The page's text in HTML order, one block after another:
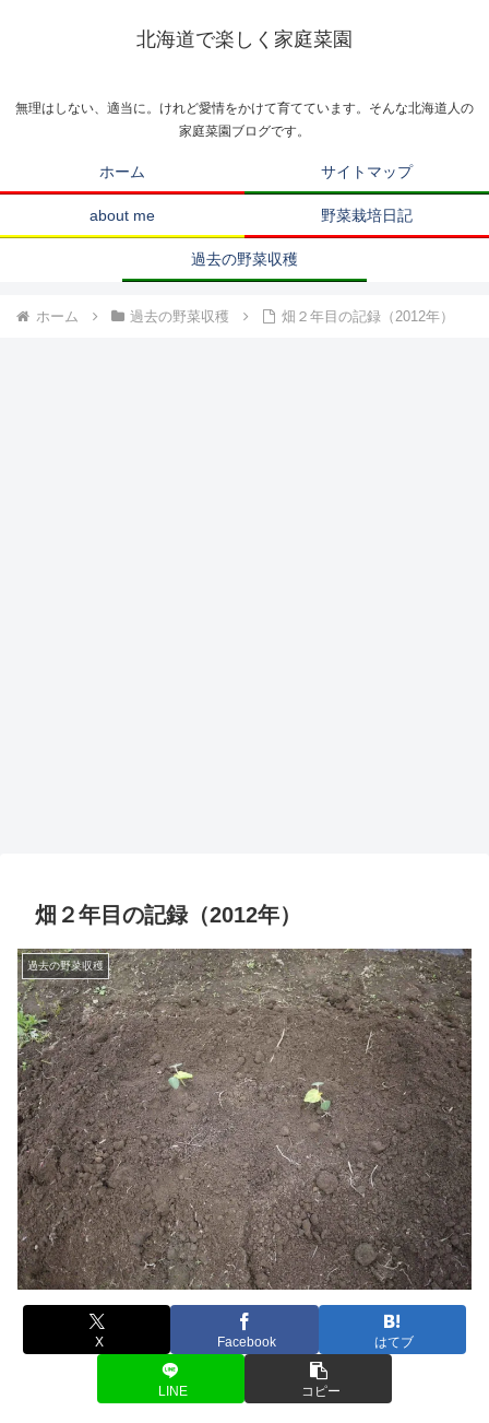
北海道で楽しく家庭菜園
無理はしない、適当に。けれど愛情をかけて育てています。そんな北海道人の
家庭菜園ブログです。
ホーム サイトマップ
about me 野菜栽培日記
過去の野菜収穫
ホーム 過去の野菜収穫 畑２年目の記録（2012年）
畑２年目の記録（2012年）
過去の野菜収穫
X Facebook はてブ
LINE コピー